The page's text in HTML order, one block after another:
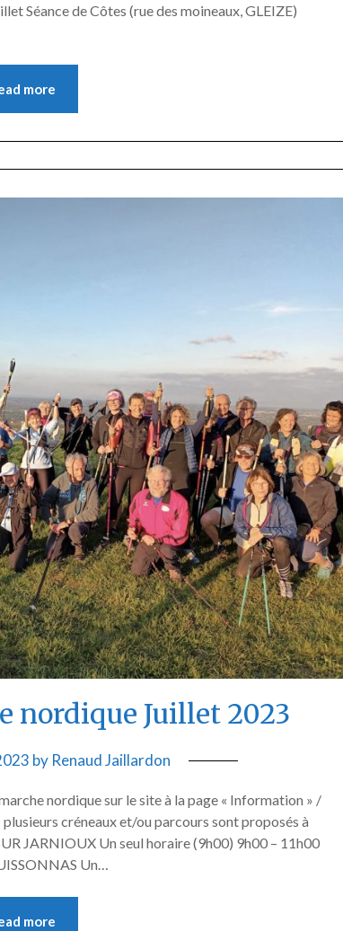
Séance de Côtes (rue des moineaux, GLEIZE)
more
nordique Juillet 2023
by Renaud Jaillardon
nordique sur le site à la page « Information » /
créneaux et/ou parcours sont proposés à
JARNIOUX Un seul horaire (9h00) 9h00 – 11h00
Un…
more